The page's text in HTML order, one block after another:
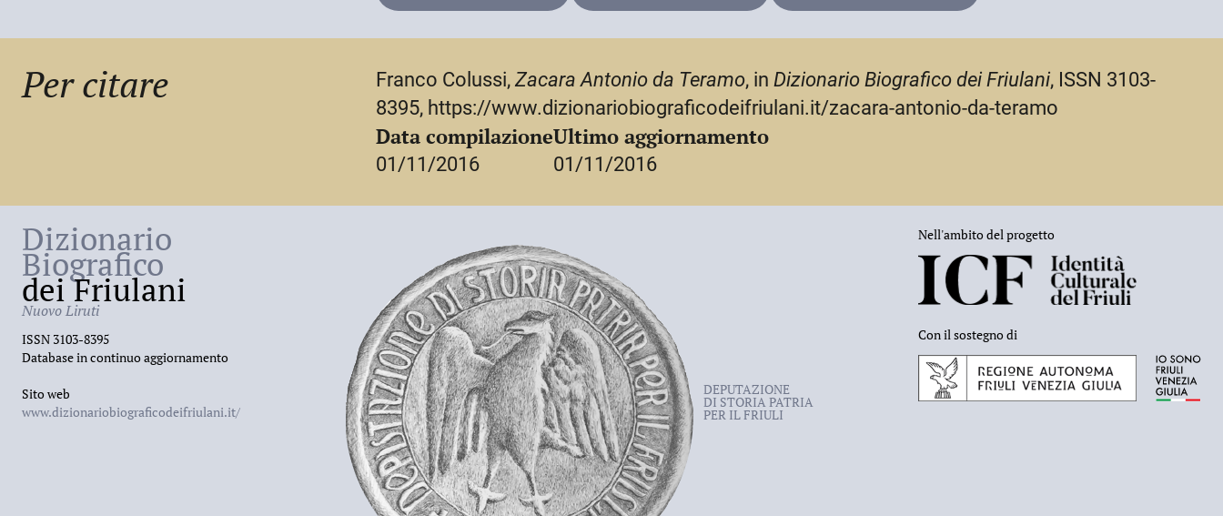
Per citare Franco Colussi,Zacara Antonio da Teramo, in Dizionario Biografico dei Friulani, ISSN 3103-
8395, https://www.dizionariobiograficodeifriulani.it/zacara-antonio-da-teramo
Data compilazione
01/11/2016
Ultimo aggiornamento
01/11/2016
Dizionario
Biografico
dei Friulani
Nuovo Liruti
ISSN 3103-8395
Database in continuo aggiornamento
Sito web
www.dizionariobiograficodeifriulani.it/
DEPUTAZIONE
DI STORIA PATRIA
PER IL FRIULI
Nell'ambito del progetto
Con il sostegno di